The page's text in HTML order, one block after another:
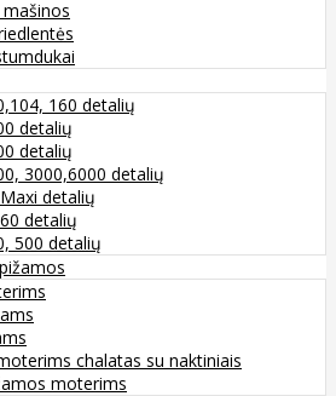
160 detalių
detalių
detalių
3000,6000 detalių
detalių
detalių
500 detalių
chalatas su naktiniais
moterims